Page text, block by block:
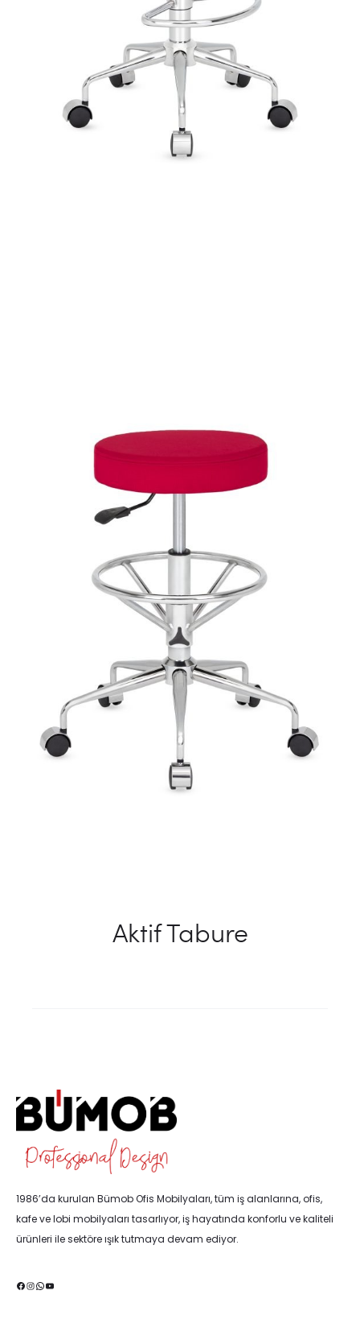
Aktif Tabure
1986’da kurulan Bümob Ofis Mobilyaları, tüm iş alanlarına, ofis,
kafe ve lobi mobilyaları tasarlıyor, iş hayatında konforlu ve kaliteli
ürünleri ile sektöre ışık tutmaya devam ediyor.
Facebook
Instagram
WhatsApp
YouTube